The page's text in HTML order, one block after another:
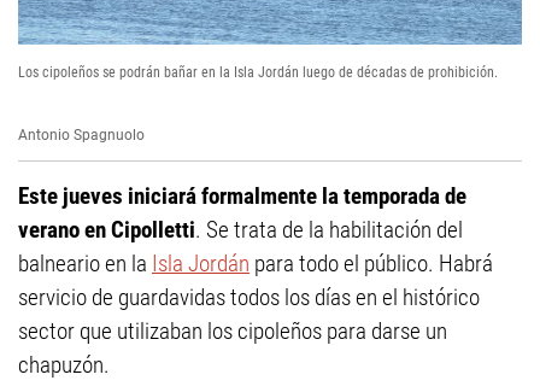
Los cipoleños se podrán bañar en la Isla Jordán luego de décadas de prohibición.
Antonio Spagnuolo
Este jueves iniciará formalmente la temporada de
verano en Cipolletti. Se trata de la habilitación del
balneario en la Isla Jordán para todo el público. Habrá
servicio de guardavidas todos los días en el histórico
sector que utilizaban los cipoleños para darse un
chapuzón.